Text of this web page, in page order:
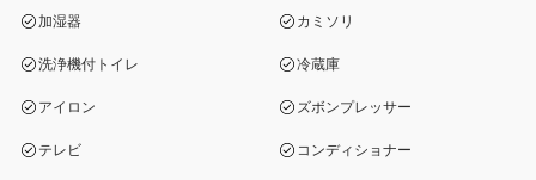
加湿器 カミソリ
洗浄機付トイレ 冷蔵庫
アイロン ズボンプレッサー
テレビ コンディショナー